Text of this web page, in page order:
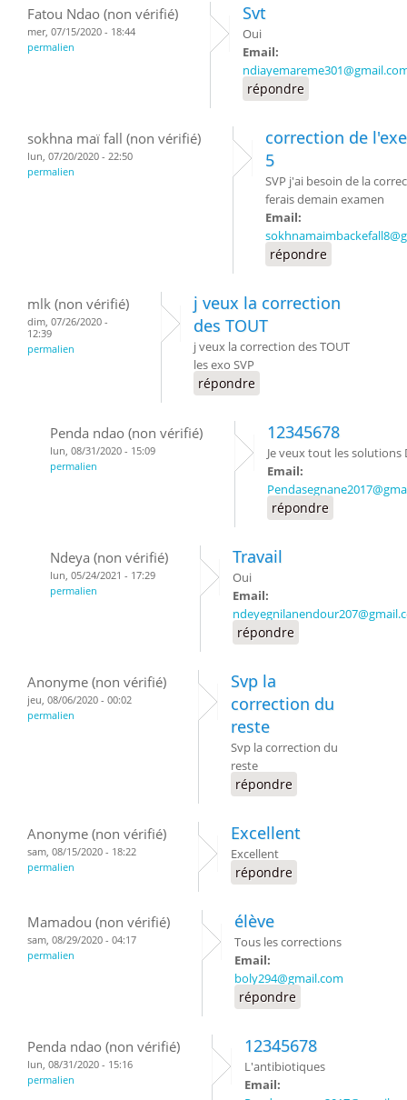
Fatou Ndao (non vérifié)
mer, 07/15/2020 - 18:44
permalien
Svt
Oui
Email:
répondre
sokhna maï fall (non vérifié)
lun, 07/20/2020 - 22:50
permalien
correction de
5
SVP j'ai besoin de la
ferais demain examen
Email:
répondre
mlk (non vérifié)
dim, 07/26/2020 -
12:39
permalien
j veux la correction
des TOUT
j veux la correction des TOUT
les exo SVP
répondre
Penda ndao (non vérifié)
lun, 08/31/2020 - 15:09
permalien
12345678
Je veux tout les solutions
Email:
répondre
Ndeya (non vérifié)
lun, 05/24/2021 - 17:29
permalien
Travail
Oui
Email:
répondre
Anonyme (non vérifié)
jeu, 08/06/2020 - 00:02
permalien
Svp la
correction du
reste
Svp la correction du
reste
répondre
Anonyme (non vérifié)
sam, 08/15/2020 - 18:22
permalien
Excellent
Excellent
répondre
Mamadou (non vérifié)
sam, 08/29/2020 - 04:17
permalien
élève
Tous les corrections
Email:
boly294@gmail.com
répondre
Penda ndao (non vérifié)
lun, 08/31/2020 - 15:16
permalien
12345678
L'antibiotiques
Email: